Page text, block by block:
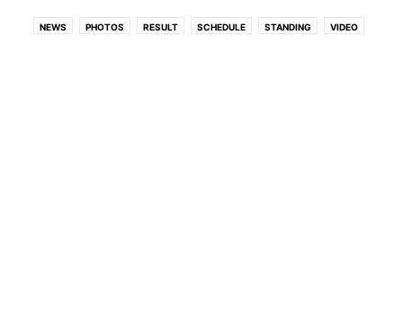
NEWS PHOTOS RESULT SCHEDULE STANDING VIDEO